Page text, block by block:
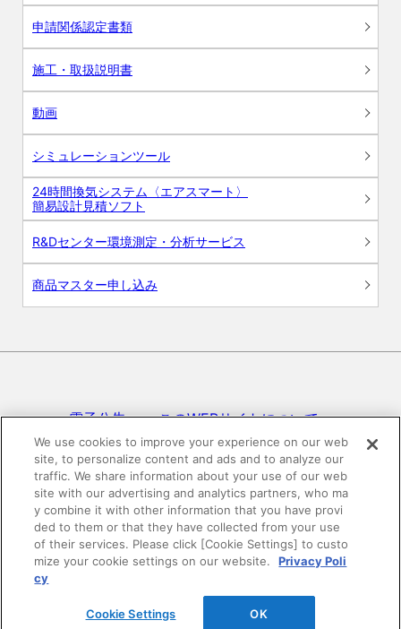
申請関係認定書類
施工・取扱説明書
動画
シミュレーションツール
24時間換気システム〈エアスマート〉
簡易設計見積ソフト
R&Dセンター環境測定・分析サービス
商品マスター申し込み
電子公告 このWEBサイトについて
プライバシーポリシー
SNSコミュニティガイドライン サイトマップ
©DAIKEN Corporation All Rights Reserved.
We use cookies to improve your experience on our web
site, to personalize content and ads and to analyze our
traffic. We share information about your use of our web
site with our advertising and analytics partners, who ma
y combine it with other information that you have provi
ded to them or that they have collected from your use
of their services. Please click [Cookie Settings] to custo
mize your cookie settings on our website.
Privacy Poli
cy
Cookie Settings OK